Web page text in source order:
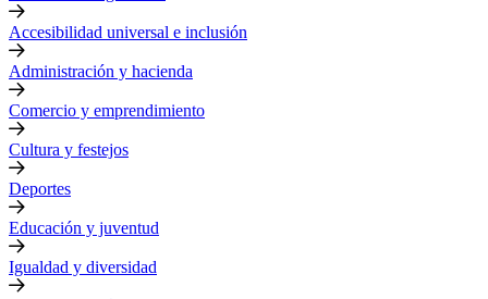
Accesibilidad universal e inclusión
Administración y hacienda
Comercio y emprendimiento
Cultura y festejos
Deportes
Educación y juventud
Igualdad y diversidad